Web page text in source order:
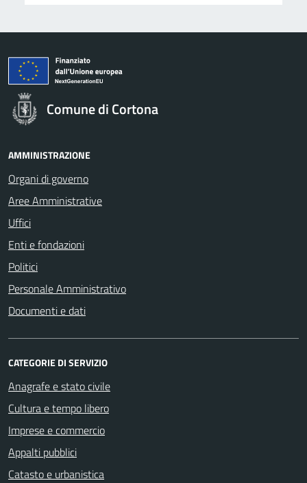
Comune di Cortona
AMMINISTRAZIONE
Organi di governo
Aree Amministrative
Uffici
Enti e fondazioni
Politici
Personale Amministrativo
Documenti e dati
CATEGORIE DI SERVIZIO
Anagrafe e stato civile
Cultura e tempo libero
Imprese e commercio
Appalti pubblici
Catasto e urbanistica